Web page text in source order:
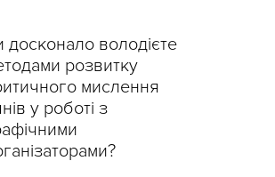
досконало володієте
розвитку
мислення
у роботі з